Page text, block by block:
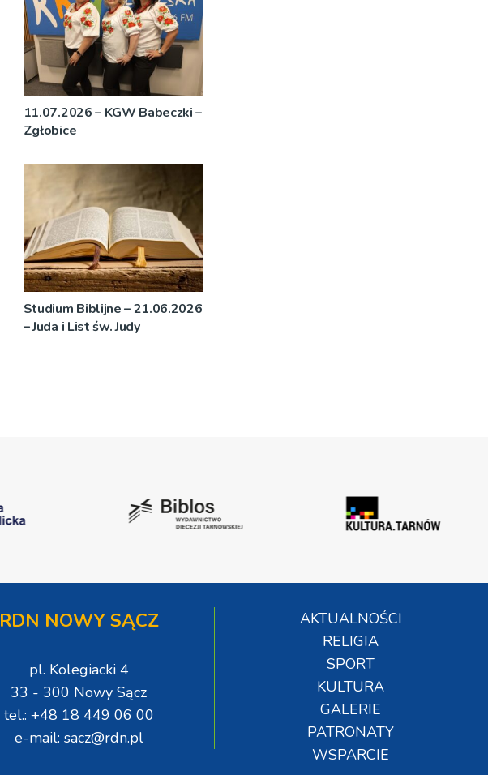
11.07.2026 – KGW Babeczki –
Zgłobice
Studium Biblijne – 21.06.2026
– Juda i List św. Judy
RDN NOWY SĄCZ
pl. Kolegiacki 4
33 - 300 Nowy Sącz
tel.: +48 18 449 06 00
e-mail: sacz@rdn.pl
AKTUALNOŚCI
RELIGIA
SPORT
KULTURA
GALERIE
PATRONATY
WSPARCIE